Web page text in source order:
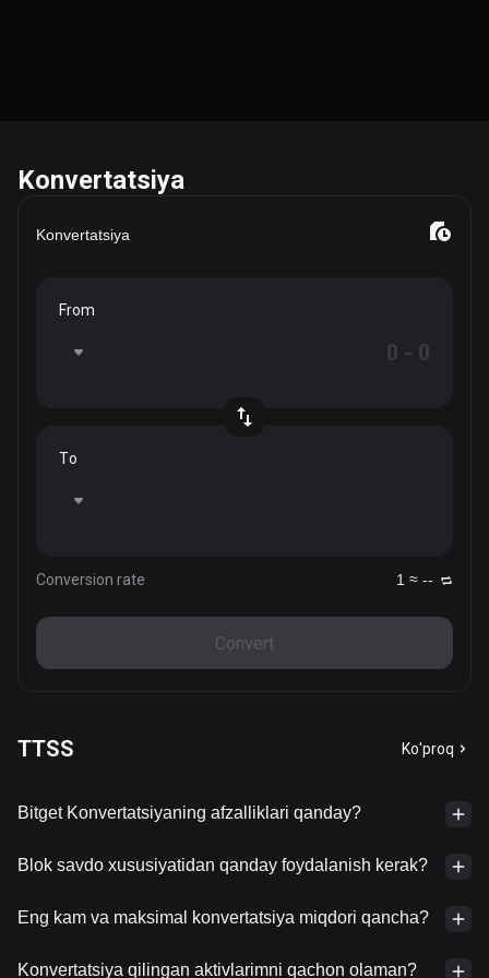
Konvertatsiya
Konvertatsiya
From
To
Conversion rate 1 ≈ --
Convert
TTSS Ko'proq
Bitget Konvertatsiyaning afzalliklari qanday?
Blok savdo xususiyatidan qanday foydalanish kerak?
Eng kam va maksimal konvertatsiya miqdori qancha?
Konvertatsiya qilingan aktivlarimni qachon olaman?